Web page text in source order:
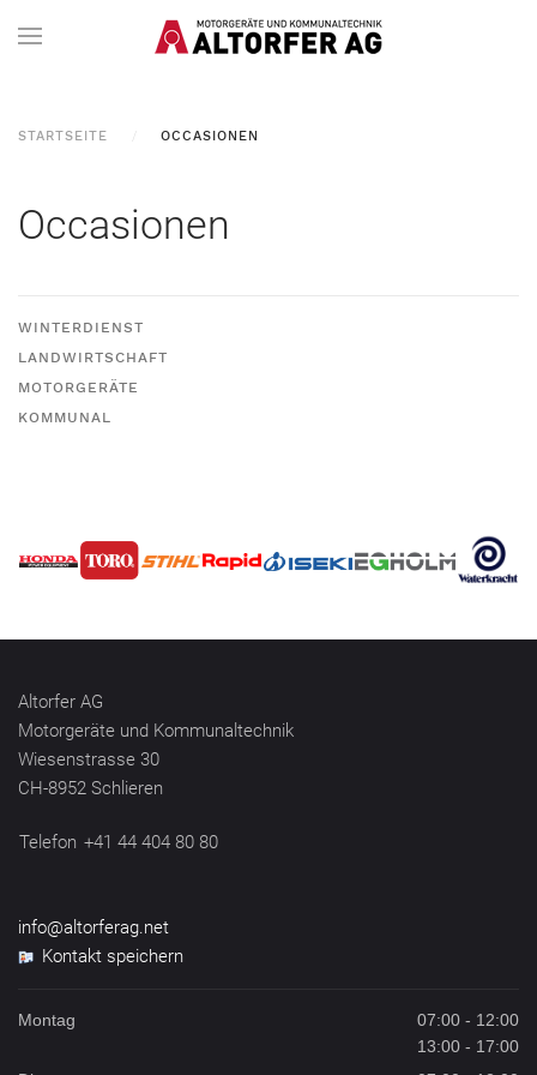
STARTSEITE OCCASIONEN
Occasionen
WINTERDIENST
LANDWIRTSCHAFT
MOTORGERÄTE
KOMMUNAL
Altorfer AG
Motorgeräte und Kommunaltechnik
Wiesenstrasse 30
CH-8952 Schlieren
Telefon +41 44 404 80 80
info@altorferag.net
Kontakt speichern
Montag
07:00 - 12:00
13:00 - 17:00